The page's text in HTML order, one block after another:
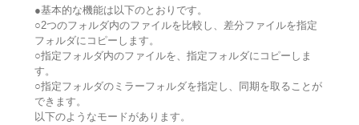
●基本的な機能は以下のとおりです。
○2つのフォルダ内のファイルを比較し、差分ファイルを指定
フォルダにコピーします。
○指定フォルダ内のファイルを、指定フォルダにコピーしま
す。
○指定フォルダのミラーフォルダを指定し、同期を取ることが
できます。
以下のようなモードがあります。